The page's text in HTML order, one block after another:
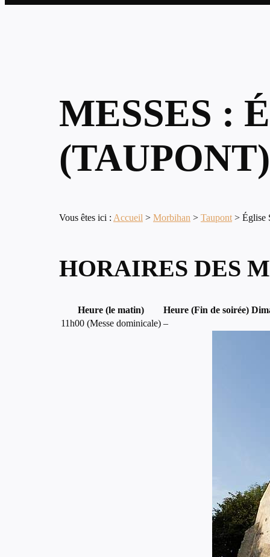
MESSES :
Vous êtes ici : Accueil > Morbihan > Taupont > Église
HORAIRES DES
Heure (le matin) Heure (Fin de soirée)
11h00 (Messe dominicale) –